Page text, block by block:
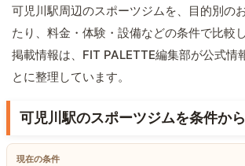
可児川駅周辺のスポーツジムを、目的別の
たり、料金・体験・設備などの条件で比較
掲載情報は、FIT PALETTE編集部が公式情
とに整理しています。
可児川駅のスポーツジムを条件か
現在の条件